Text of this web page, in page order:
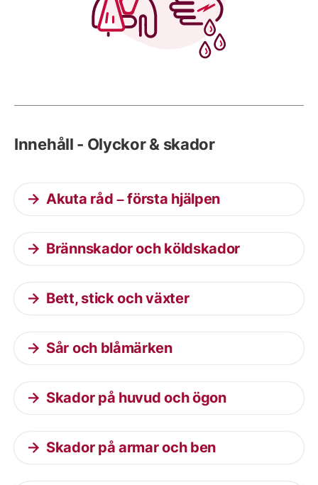
Innehåll - Olyckor & skador
Akuta råd – första hjälpen
Brännskador och köldskador
Bett, stick och växter
Sår och blåmärken
Skador på huvud och ögon
Skador på armar och ben